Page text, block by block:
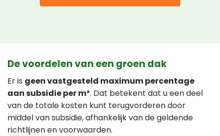
De voordelen van een groen dak
Er is geen vastgesteld maximum percentage
aan subsidie per m². Dat betekent dat u een deel
van de totale kosten kunt terugvorderen door
middel van subsidie, afhankelijk van de geldende
richtlijnen en voorwaarden.